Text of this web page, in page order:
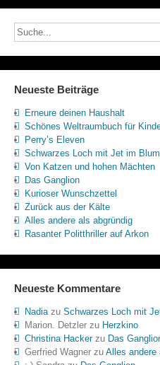
Neueste Beiträge
Erneure deinen Haushalt
Schönes Weltraumbuch für
Perry’s Eleven
Schwarzes Loch mit Jet im
Von Katzen und hohen Mächten
Das Ganglion
Kurioser Wunschzettel
Zurück aus der Kälte
Alles andere als abgründig
Rasanter Politthriller auf Arkon
Neueste Kommentare
Nadiazu Schwarzes Loch mit
Marion. Detzlerzu Herzkino
Christina Hackerzu Das
Gerfried Wagnerzu Alles andere